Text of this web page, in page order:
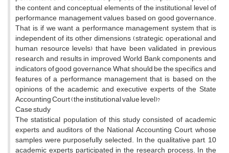
the content and conceptual elements of the institutional level of
performance management values ​​based on good governance.
That is, if we want a performance management system that is
independent of its other dimensions (strategic, operational and
human resource levels) that have been validated in previous
research and results in improved World Bank components and
indicators of good governance, What should be the specifics and
features of a performance management that is based on the
opinions of the academic and executive experts of the State
Accounting Court (the institutional value level)?
Case study
The statistical population of this study consisted of academic
experts and auditors of the National Accounting Court, whose
samples were purposefully selected. In the qualitative part, 10